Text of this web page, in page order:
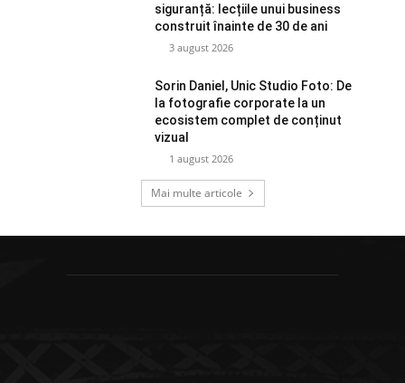
siguranță: lecțiile unui business
construit înainte de 30 de ani
3 august 2026
Sorin Daniel, Unic Studio Foto: De
la fotografie corporate la un
ecosistem complet de conținut
vizual
1 august 2026
Mai multe articole